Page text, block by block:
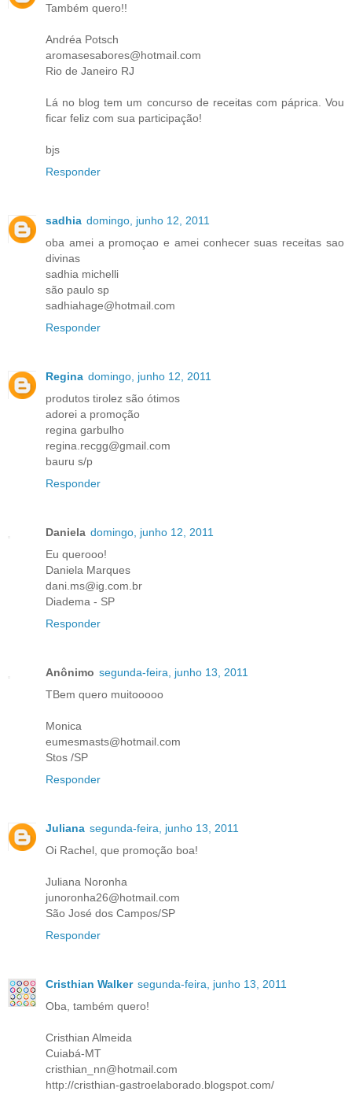
Também quero!!
Andréa Potsch
aromasesabores@hotmail.com
Rio de Janeiro RJ
Lá no blog tem um concurso de receitas com páprica. Vou
ficar feliz com sua participação!
bjs
Responder
sadhia domingo, junho 12, 2011
oba amei a promoçao e amei conhecer suas receitas sao
divinas
sadhia michelli
são paulo sp
sadhiahage@hotmail.com
Responder
Regina domingo, junho 12, 2011
produtos tirolez são ótimos
adorei a promoção
regina garbulho
regina.recgg@gmail.com
bauru s/p
Responder
Daniela domingo, junho 12, 2011
Eu querooo!
Daniela Marques
dani.ms@ig.com.br
Diadema - SP
Responder
Anônimo segunda-feira, junho 13, 2011
TBem quero muitooooo
Monica
eumesmasts@hotmail.com
Stos /SP
Responder
Juliana segunda-feira, junho 13, 2011
Oi Rachel, que promoção boa!
Juliana Noronha
junoronha26@hotmail.com
São José dos Campos/SP
Responder
Cristhian Walker segunda-feira, junho 13, 2011
Oba, também quero!
Cristhian Almeida
Cuiabá-MT
cristhian_nn@hotmail.com
http://cristhian-gastroelaborado.blogspot.com/